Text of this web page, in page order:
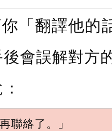
「翻譯他的
會誤解對方
聯絡了。」